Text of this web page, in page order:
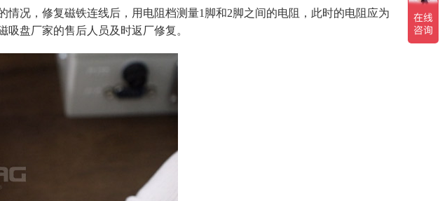
情况，修复磁铁连线后， 用电阻档测量1脚和2脚之间的电阻，此时的电阻应为
盘厂家的售后人员及时返厂修复。